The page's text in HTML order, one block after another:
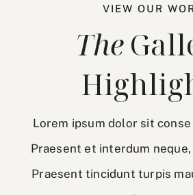
VIEW OUR
The
Lorem ipsum dolor sit
Praesent et interdum
Praesent tincidunt turpis